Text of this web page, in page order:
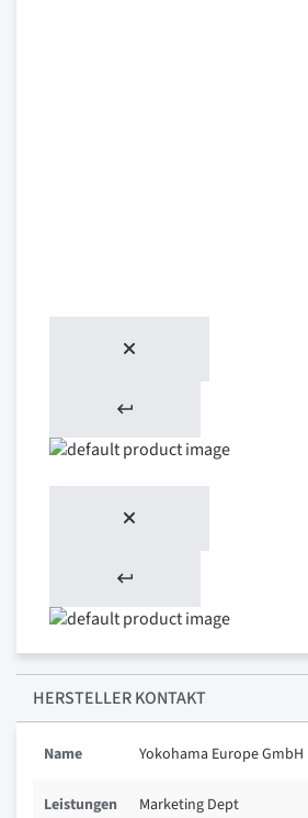
HERSTELLER KONTAKT
Name Yokohama Europe GmbH
Leistungen Marketing Dept